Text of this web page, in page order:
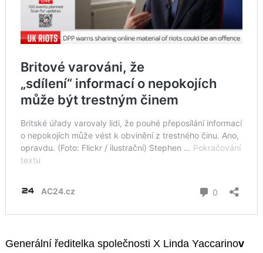
Generální ředitelka společnosti X Linda Yaccarinov